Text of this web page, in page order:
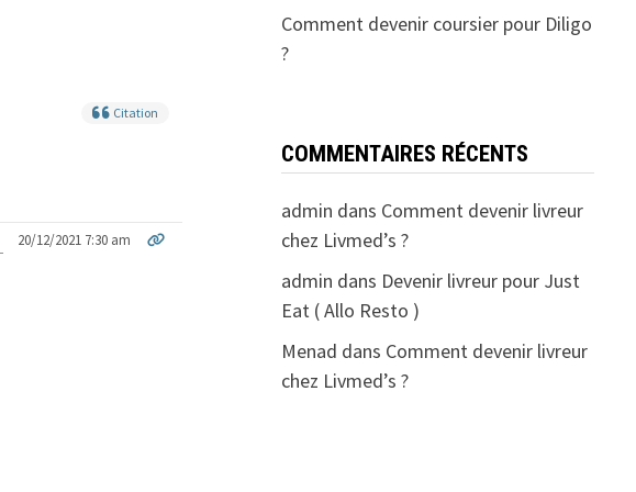
Citation
20/12/2021 7:30 am
Comment devenir coursier pour Diligo
?
COMMENTAIRES RÉCENTS
admin dans Comment devenir livreur
chez Livmed’s ?
admin dans Devenir livreur pour Just
Eat ( Allo Resto )
Menad dans Comment devenir livreur
chez Livmed’s ?